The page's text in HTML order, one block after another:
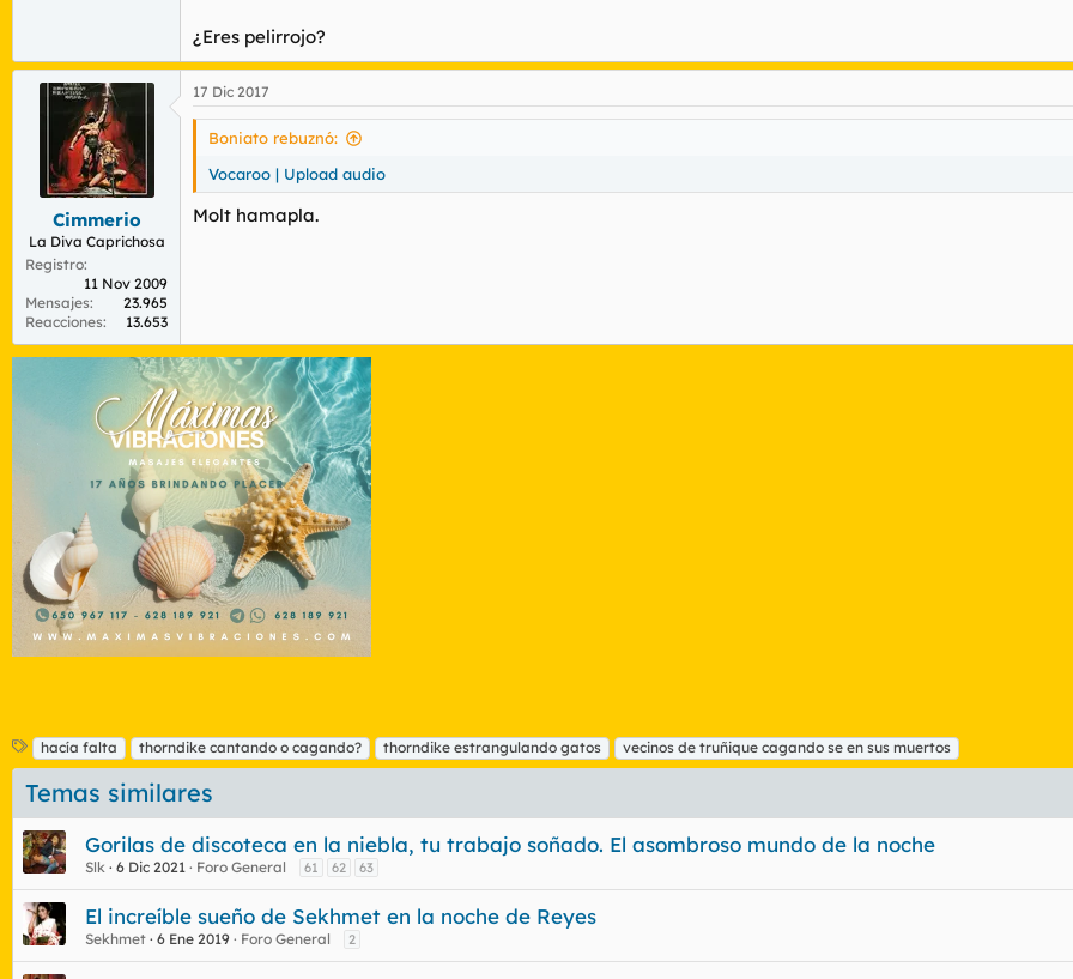
¿Eres pelirrojo?
Cimmerio
La Diva Caprichosa
Registro
11 Nov 2009
Mensajes
23.965
Reacciones
13.653
17 Dic 2017
Boniato rebuznó:
Vocaroo | Upload audio
Molt hamapla.
E
t
i
u
e
t
a
s
hacía falta thorndike cantando o cagando? thorndike estrangulando gatos vecinos de truñique cagando se en sus muertos
Temas similares
Gorilas de discoteca en la niebla, tu trabajo soñado. El asombroso mundo de la noche
Slk 6 Dic 2021 Foro General 61 62 63
El increíble sueño de Sekhmet en la noche de Reyes
Sekhmet 6 Ene 2019 Foro General 2